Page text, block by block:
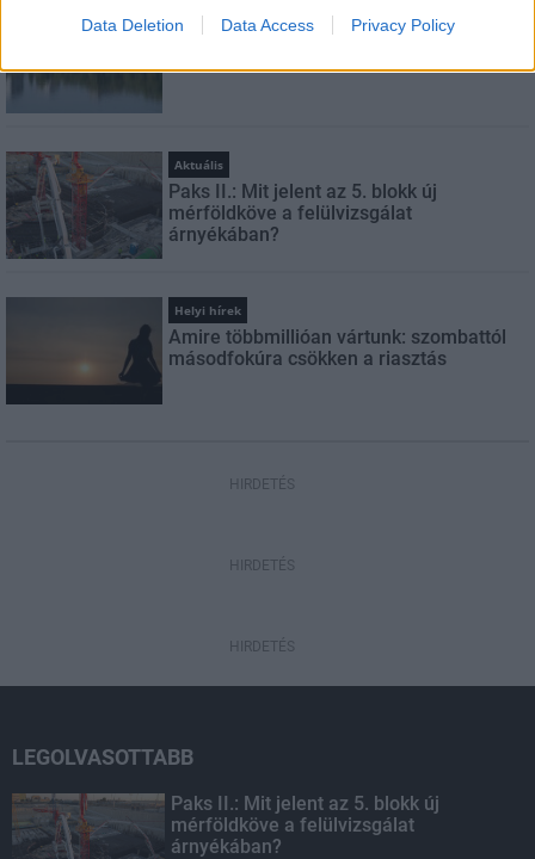
Data Deletion Data Access Privacy Policy
Országos hírek
Aktuális
Paks II.: Mit jelent az 5. blokk új
mérföldköve a felülvizsgálat
árnyékában?
Helyi hírek
Amire többmillióan vártunk: szombattól
másodfokúra csökken a riasztás
HIRDETÉS
HIRDETÉS
HIRDETÉS
LEGOLVASOTTABB
Paks II.: Mit jelent az 5. blokk új
mérföldköve a felülvizsgálat
árnyékában?